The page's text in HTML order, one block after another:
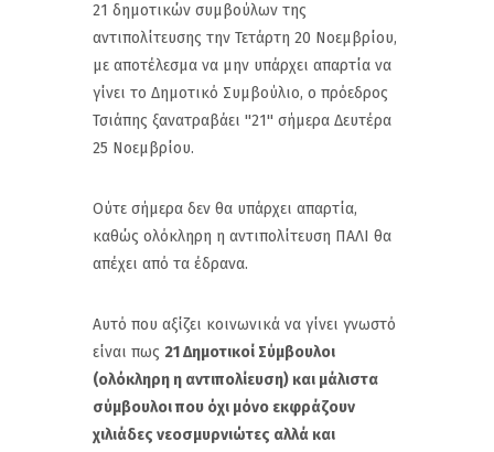
21 δημοτικών συμβούλων της
αντιπολίτευσης την Τετάρτη 20 Νοεμβρίου,
με αποτέλεσμα να μην υπάρχει απαρτία να
γίνει το Δημοτικό Συμβούλιο, ο πρόεδρος
Τσιάπης ξανατραβάει ''21'' σήμερα Δευτέρα
25 Νοεμβρίου.
Ούτε σήμερα δεν θα υπάρχει απαρτία,
καθώς ολόκληρη η αντιπολίτευση ΠΑΛΙ θα
απέχει από τα έδρανα.
Αυτό που αξίζει κοινωνικά να γίνει γνωστό
είναι πως 21 Δημοτικοί Σύμβουλοι
(ολόκληρη η αντιπολίευση) και μάλιστα
σύμβουλοι που όχι μόνο εκφράζουν
χιλιάδες νεοσμυρνιώτες αλλά και